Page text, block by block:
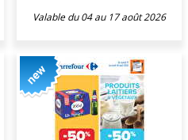
Valable du 04 au 17 août 2026